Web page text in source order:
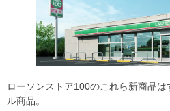
ローソンストア100のこれら新商品
ル商品。